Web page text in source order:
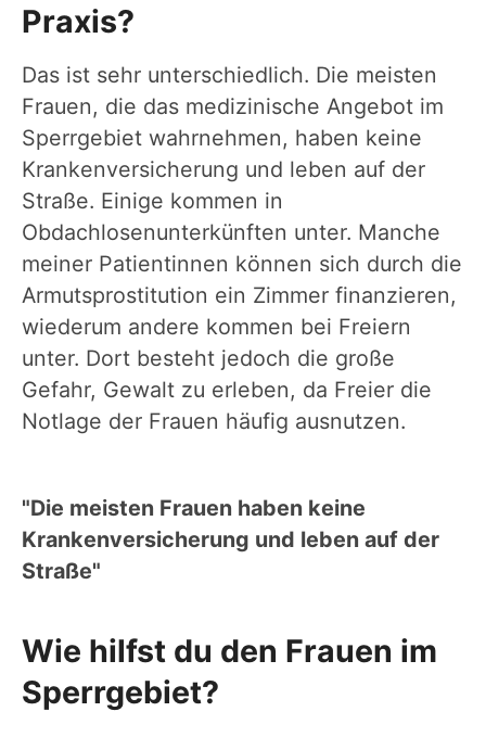
Praxis?
Das ist sehr unterschiedlich. Die meisten
Frauen, die das medizinische Angebot im
Sperrgebiet wahrnehmen, haben keine
Krankenversicherung und leben auf der
Straße. Einige kommen in
Obdachlosenunterkünften unter. Manche
meiner Patientinnen können sich durch die
Armutsprostitution ein Zimmer finanzieren,
wiederum andere kommen bei Freiern
unter. Dort besteht jedoch die große
Gefahr, Gewalt zu erleben, da Freier die
Notlage der Frauen häufig ausnutzen.
"Die meisten Frauen haben keine
Krankenversicherung und leben auf der
Straße"
Wie hilfst du den Frauen im
Sperrgebiet?